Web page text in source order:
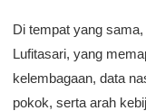
Di tempat yang
Lufitasari, yang
kelembagaan, data
pokok, serta arah